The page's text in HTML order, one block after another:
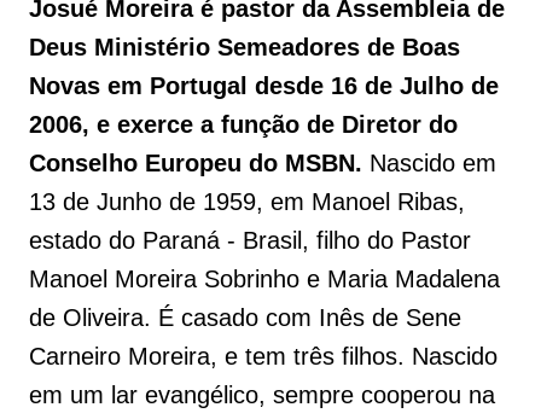
Josué Moreira é pastor da Assembleia de
Deus Ministério Semeadores de Boas
Novas em Portugal desde 16 de Julho de
2006, e exerce a função de Diretor do
Conselho Europeu do MSBN. Nascido em
13 de Junho de 1959, em Manoel Ribas,
estado do Paraná - Brasil, filho do Pastor
Manoel Moreira Sobrinho e Maria Madalena
de Oliveira. É casado com Inês de Sene
Carneiro Moreira, e tem três filhos. Nascido
em um lar evangélico, sempre cooperou na